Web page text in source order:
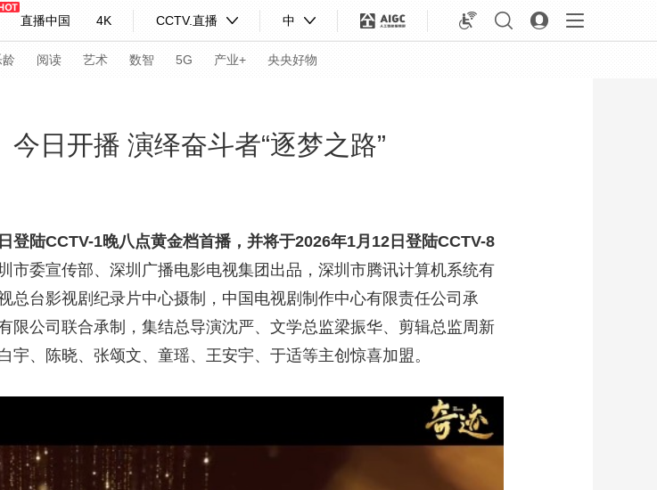
直播中国 4K CCTV.直播 中
习
龄 阅读 艺术 数智 5G 产业+ 央央好物
央视网评 光华锐评 锋面
全景新闻
人生第二次
中超 国足 国际足球 网球 综合体育 亚冬会
5G 产业+
中国 全民健康 颜选攻略 海洋
日开播 演绎奋斗者“逐梦之路”
登陆CCTV-1晚八点黄金档首播，并将于2026年1月12日登陆CCTV-8
市委宣传部、深圳广播电影电视集团出品，深圳市腾讯计算机系统有
总台影视剧纪录片中心摄制，中国电视剧制作中心有限责任公司承
限公司联合承制，集结总导演沈严、文学总监梁振华、剪辑总监周新
、陈晓、张颂文、童瑶、王安宇、于适等主创惊喜加盟。